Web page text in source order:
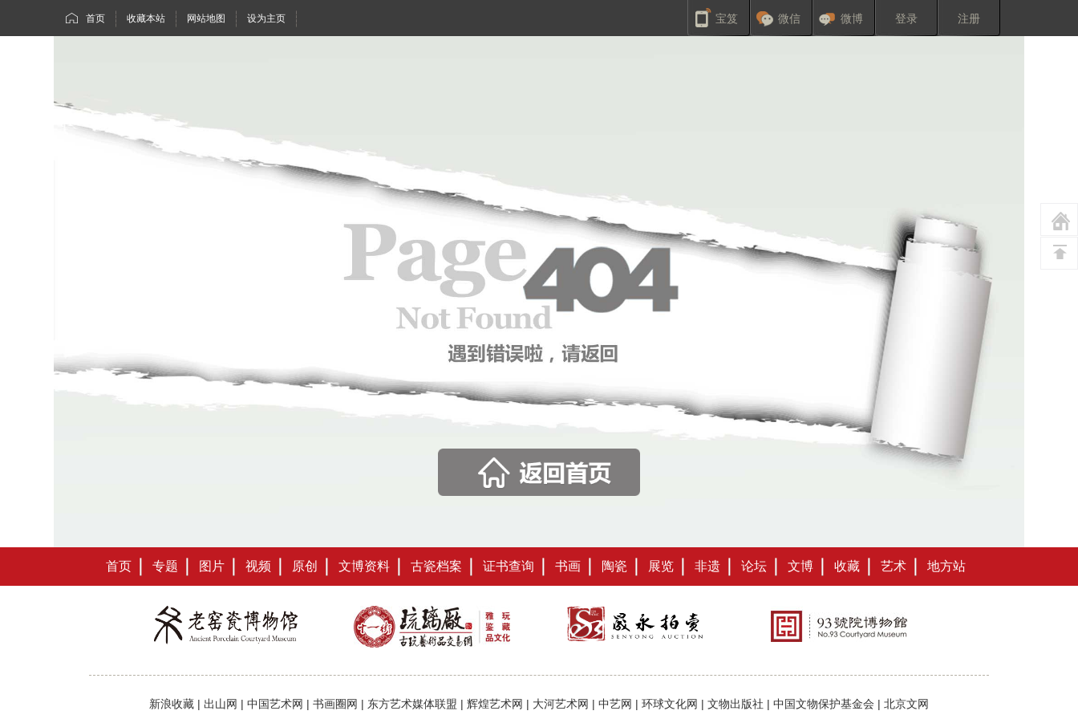
首页 收藏本站 网站地图 设为主页 宝笈 微信 微博 登录 注册
首页 专题 图片 视频 原创 文博资料 古瓷档案 证书查询 书画 陶瓷 展览 非遗 论坛 文博 收藏 艺术 地方站
新浪收藏 | 出山网 | 中国艺术网 | 书画圈网 | 东方艺术媒体联盟 | 辉煌艺术网 | 大河艺术网 | 中艺网 | 环球文化网 | 文物出版社 | 中国文物保护基金会 | 北京文网